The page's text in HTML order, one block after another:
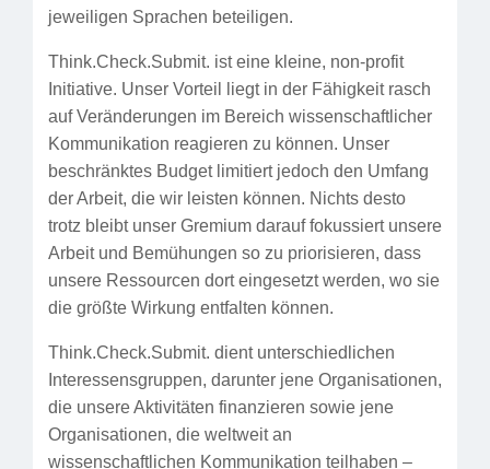
jeweiligen Sprachen beteiligen.
Think.Check.Submit. ist eine kleine, non-profit
Initiative. Unser Vorteil liegt in der Fähigkeit rasch
auf Veränderungen im Bereich wissenschaftlicher
Kommunikation reagieren zu können. Unser
beschränktes Budget limitiert jedoch den Umfang
der Arbeit, die wir leisten können. Nichts desto
trotz bleibt unser Gremium darauf fokussiert unsere
Arbeit und Bemühungen so zu priorisieren, dass
unsere Ressourcen dort eingesetzt werden, wo sie
die größte Wirkung entfalten können.
Think.Check.Submit. dient unterschiedlichen
Interessensgruppen, darunter jene Organisationen,
die unsere Aktivitäten finanzieren sowie jene
Organisationen, die weltweit an
wissenschaftlichen Kommunikation teilhaben –